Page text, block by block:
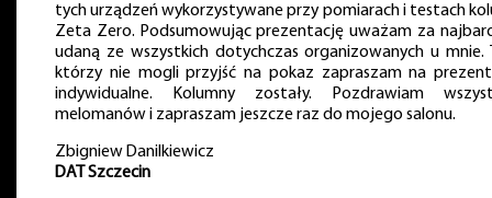
tych urządzeń wykorzystywane przy pomiarach i testach
Zeta Zero. Podsumowując prezentację uważam za
udaną ze wszystkich dotychczas organizowanych u mnie.
którzy nie mogli przyjść na pokaz zapraszam na
indywidualne. Kolumny zostały. Pozdrawiam
melomanów i zapraszam jeszcze raz do mojego salonu.
Zbigniew Danilkiewicz
DAT Szczecin